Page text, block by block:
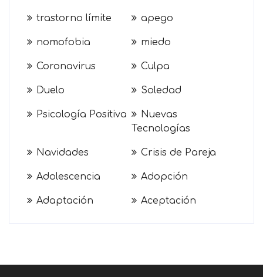
trastorno límite apego
nomofobia miedo
Coronavirus Culpa
Duelo Soledad
Psicología Positiva
Nuevas
Tecnologías
Navidades Crisis de Pareja
Adolescencia Adopción
Adaptación Aceptación